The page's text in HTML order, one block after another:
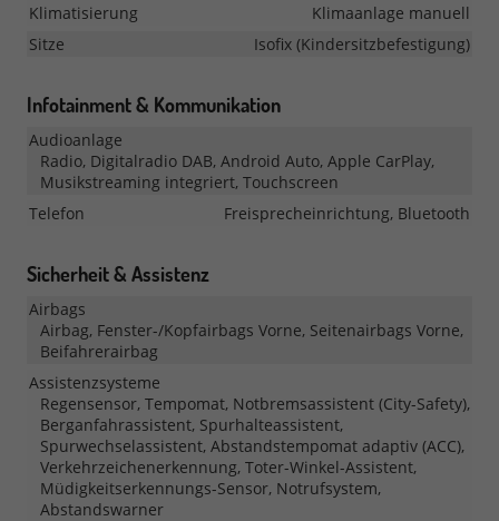
Klimatisierung
Klimaanlage manuell
Sitze
Isofix (Kindersitzbefestigung)
Infotainment & Kommunikation
Audioanlage
Radio, Digitalradio DAB, Android Auto, Apple CarPlay,
Musikstreaming integriert, Touchscreen
Telefon
Freisprecheinrichtung, Bluetooth
Sicherheit & Assistenz
Airbags
Airbag, Fenster-/Kopfairbags Vorne, Seitenairbags Vorne,
Beifahrerairbag
Assistenzsysteme
Regensensor, Tempomat, Notbremsassistent (City-Safety),
Berganfahrassistent, Spurhalteassistent,
Spurwechselassistent, Abstandstempomat adaptiv (ACC),
Verkehrzeichenerkennung, Toter-Winkel-Assistent,
Müdigkeitserkennungs-Sensor, Notrufsystem,
Abstandswarner